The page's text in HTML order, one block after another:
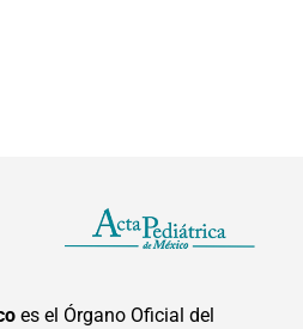
es el Órgano Oficial del